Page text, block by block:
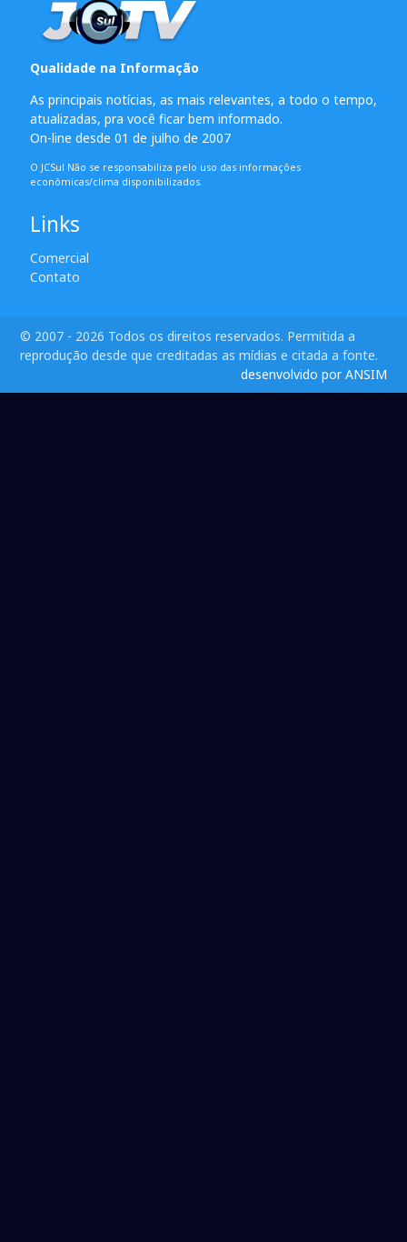
Qualidade na Informação
As principais notícias, as mais relevantes, a todo o tempo,
atualizadas, pra você ficar bem informado.
On-line desde 01 de julho de 2007
O JCSul Não se responsabiliza pelo uso das informações
econômicas/clima disponibilizados.
Links
Comercial
Contato
© 2007 - 2026 Todos os direitos reservados. Permitida a
reprodução desde que creditadas as mídias e citada a fonte.
desenvolvido por ANSIM